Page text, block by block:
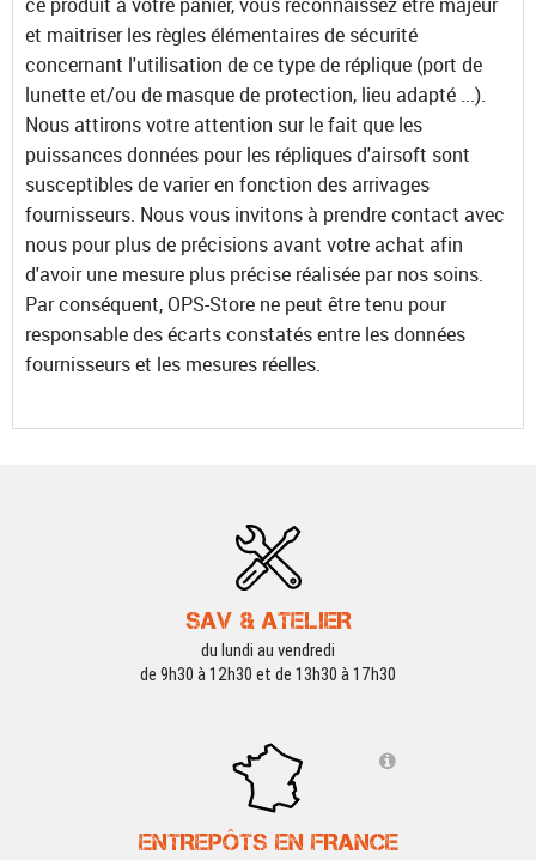
et maitriser les règles élémentaires de sécurité
concernant l'utilisation de ce type de réplique (port de
lunette et/ou de masque de protection, lieu adapté ...).
Nous attirons votre attention sur le fait que les
puissances données pour les répliques d'airsoft sont
susceptibles de varier en fonction des arrivages
fournisseurs. Nous vous invitons à prendre contact avec
nous pour plus de précisions avant votre achat afin
d'avoir une mesure plus précise réalisée par nos soins.
Par conséquent, OPS-Store ne peut être tenu pour
responsable des écarts constatés entre les données
fournisseurs et les mesures réelles.
SAV & ATELIER
du lundi au vendredi
de 9h30 à 12h30 et de 13h30 à 17h30
ENTREPÔTS EN FRANCE